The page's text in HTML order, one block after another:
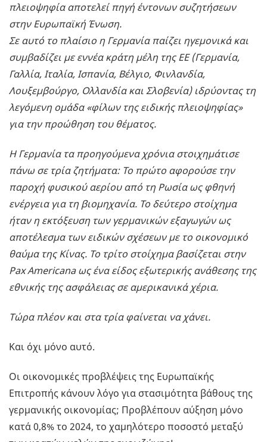
πλειοψηφία αποτελεί πηγή έντονων συζητήσεων
στην Ευρωπαϊκή Ένωση.
Σε αυτό το πλαίσιο η Γερμανία παίζει ηγεμονικά και
συμβαδίζει με εννέα κράτη μέλη της ΕΕ (Γερμανία,
Γαλλία, Ιταλία, Ισπανία, Βέλγιο, Φινλανδία,
Λουξεμβούργο, Ολλανδία και Σλοβενία) ιδρύοντας τη
λεγόμενη ομάδα «φίλων της ειδικής πλειοψηφίας»
για την προώθηση του θέματος.
Η Γερμανία τα προηγούμενα χρόνια στοιχημάτισε
πάνω σε τρία ζητήματα: Το πρώτο αφορούσε την
παροχή φυσικού αερίου από τη Ρωσία ως φθηνή
ενέργεια για τη βιομηχανία. Το δεύτερο στοίχημα
ήταν η εκτόξευση των γερμανικών εξαγωγών ως
αποτέλεσμα των ειδικών σχέσεων με το οικονομικό
θαύμα της Κίνας. Το τρίτο στοίχημα βασίζεται στην
Pax Americana ως ένα είδος εξωτερικής ανάθεσης της
εθνικής της ασφάλειας σε αμερικανικά χέρια.
Τώρα πλέον και στα τρία φαίνεται να χάνει.
Και όχι μόνο αυτό.
Οι οικονομικές προβλέψεις της Ευρωπαϊκής
Επιτροπής κάνουν λόγο για στασιμότητα βάθους της
γερμανικής οικονομίας; Προβλέπουν αύξηση μόνο
κατά 0,8% το 2024, το χαμηλότερο ποσοστό μεταξύ